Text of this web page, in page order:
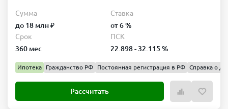
Сумма
до 18 млн ₽
Ставка
от 6 %
Срок
360 мес
ПСК
22.898 - 32.115 %
Ипотека Гражданство РФ Постоянная регистрация в РФ Справка о
Рассчитать